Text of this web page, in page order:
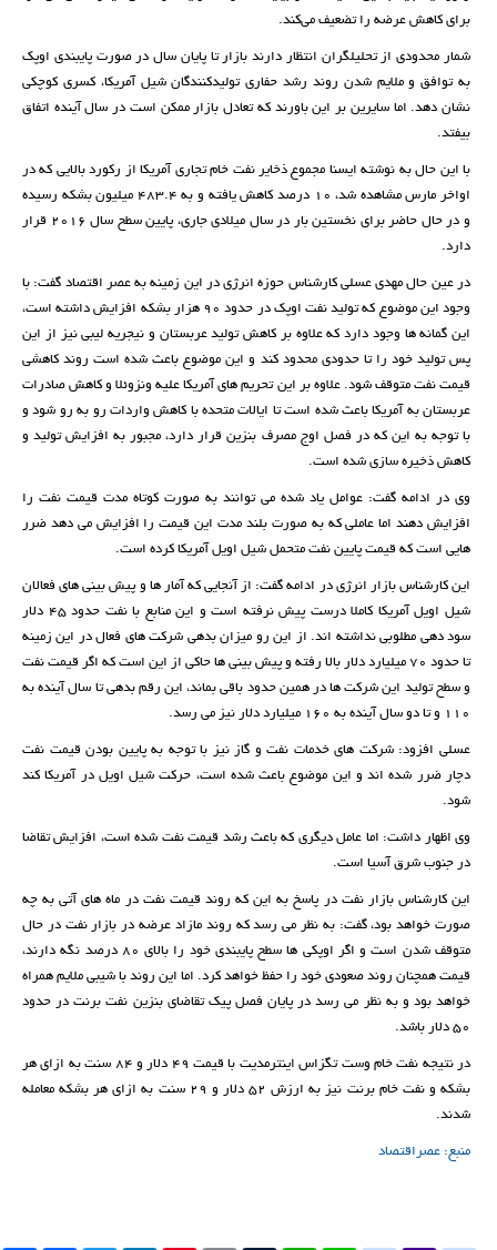
برای کاهش عرضه را تضعیف می‌کند.
شمار محدودی از تحلیلگران انتظار دارند بازار تا پایان سال در صورت پایبندی اوپک
به توافق و ملایم شدن روند رشد حفاری تولیدکنندگان‌ شیل آمریکا، کسری کوچکی
نشان دهد. اما سایرین بر این باورند که تعادل بازار ممکن است در سال آینده اتفاق
بیفتد.
با این حال به نوشته ایسنا مجموع ذخایر نفت خام تجاری آمریکا از رکورد بالایی که در
اواخر مارس مشاهده شد، ۱۰ درصد کاهش یافته و به ۴۸۳.۴ میلیون بشکه رسیده
و در حال حاضر برای نخستین بار در سال میلادی جاری، پایین سطح سال ۲۰۱۶ قرار
دارد.
در عین حال مهدی عسلی کارشناس حوزه انرژی در این زمینه به عصر اقتصاد گفت: با
وجود این موضوع که تولید نفت اوپک در حدود 90 هزار بشکه افزایش داشته است،
این گمانه ها وجود دارد که علاوه بر کاهش تولید عربستان و نیجریه لیبی نیز از این
پس تولید خود را تا حدودی محدود کند و این موضوع باعث شده است روند کاهشی
قیمت نفت متوقف شود. علاوه بر این تحریم های آمریکا علیه ونزوئلا و کاهش صادرات
عربستان به آمریکا باعث شده است تا ایالات متحده با کاهش واردات رو به رو شود و
با توجه به این که در فصل اوج مصرف بنزین قرار دارد، مجبور به افزایش تولید و
کاهش ذخیره سازی شده است.
وی در ادامه گفت: عوامل یاد شده می توانند به صورت کوتاه مدت قیمت نفت را
افزایش دهند اما عاملی که به صورت بلند مدت این قیمت را افزایش می دهد ضرر
هایی است که قیمت پایین نفت متحمل شیل اویل آمریکا کرده است.
این کارشناس بازار انرژی در ادامه گفت: از آنجایی که آمار ها و پیش بینی های فعالان
شیل اویل آمریکا کاملا درست پیش نرفته است و این منابع با نفت حدود 45 دلار
سود دهی مطلوبی نداشته اند. از این رو میزان بدهی شرکت های فعال در این زمینه
تا حدود 70 میلیارد دلار بالا رفته و پیش بینی ها حاکی از این است که اگر قیمت نفت
و سطح تولید این شرکت ها در همین حدود باقی بماند، این رقم بدهی تا سال آینده به
110 و تا دو سال آینده به 160 میلیارد دلار نیز می رسد.
عسلی افزود: شرکت های خدمات نفت و گاز نیز با توجه به پایین بودن قیمت نفت
دچار ضرر شده اند و این موضوع باعث شده است، حرکت شیل اویل در آمریکا کند
شود.
وی اظهار داشت: اما عامل دیگری که باعث رشد قیمت نفت شده است، افزایش تقاضا
در جنوب شرق آسیا است.
این کارشناس بازار نفت در پاسخ به این که روند قیمت نفت در ماه های آتی به چه
صورت خواهد بود، گفت: به نظر می رسد که روند مازاد عرضه در بازار نفت در حال
متوقف شدن است و اگر اوپکی ها سطح پایبندی خود را بالای 80 درصد نگه دارند،
قیمت همچنان روند صعودی خود را حفظ خواهد کرد. اما این روند با شیبی ملایم همراه
خواهد بود و به نظر می رسد در پایان فصل پیک تقاضای بنزین نفت برنت در حدود
50 دلار باشد.
در نتیجه نفت خام وست تگزاس اینترمدیت با قیمت 49 دلار و 84 سنت به ازای هر
بشکه و نفت خام برنت نیز به ارزش 52 دلار و 29 سنت به ازای هر بشکه معامله
شدند.
منبع: عصراقتصاد